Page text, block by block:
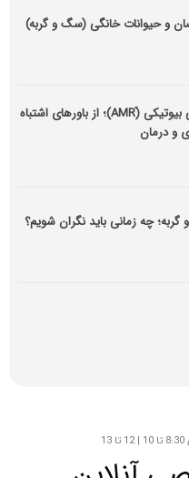
و حیوانات خانگی (سگ و گربه)
راهنمای جامع مقاومت آنتی بیوتیکی (َAMR)؛ از باورهای اشتباه
و درمان
چه زمانی باید نگران شویم؟